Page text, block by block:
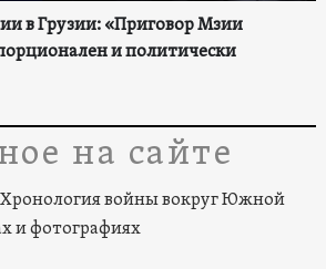
в Грузии: «Приговор Мзии
и политически
на сайте
Хронология войны вокруг Южной
и фотографиях